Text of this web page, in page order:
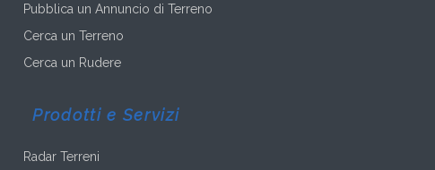
Pubblica un Annuncio di Terreno
Cerca un Terreno
Cerca un Rudere
Prodotti e Servizi
Radar Terreni